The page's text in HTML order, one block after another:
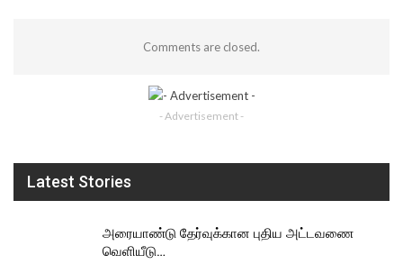
Comments are closed.
- Advertisement -
Latest Stories
அரையாண்டு தேர்வுக்கான புதிய அட்டவணை
வெளியீடு…